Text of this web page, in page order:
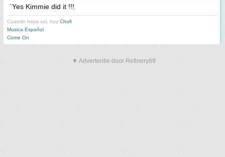
`Yes Kimmie did it !!!
Cuando haya sol, hay Chufi
Musica Español
Come On
▼ Advertentie door Refinery89